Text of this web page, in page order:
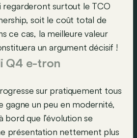
regarderont surtout le TCO
soit le coût total de
ce cas, la meilleure valeur
un argument décisif !
Q4 e-tron
sur pratiquement tous
gagne un peu en modernité,
bord que l’évolution se
présentation nettement plus